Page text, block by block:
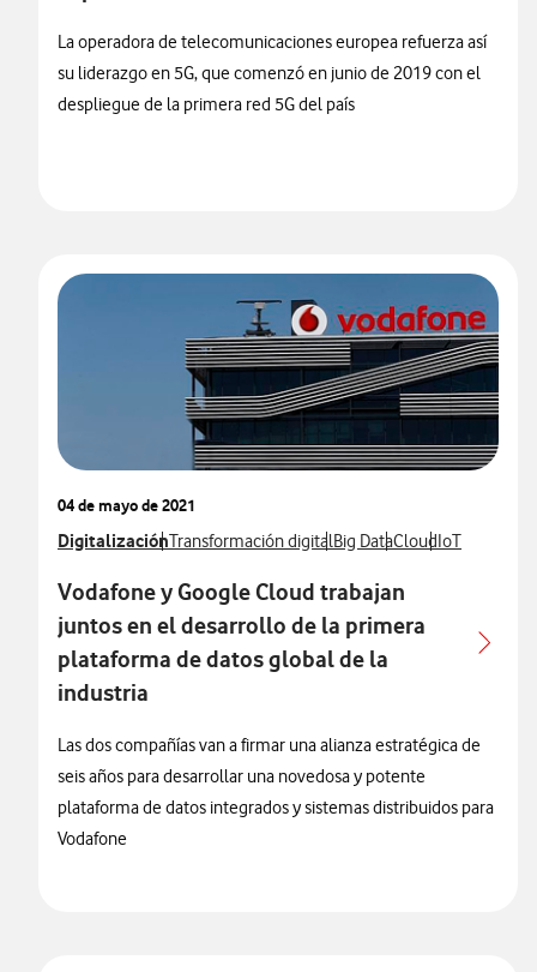
La operadora de telecomunicaciones europea refuerza así
su liderazgo en 5G, que comenzó en junio de 2019 con el
despliegue de la primera red 5G del país
04 de mayo de 2021
Ver más notas de prensa relacionados con
DigitalizaciónVer más notas de prensa relacionados con
Transformación digitalVer más notas de prensa
Big DataVer más notas de
CloudVer más
IoT
Vodafone y Google Cloud trabajan
juntos en el desarrollo de la primera
plataforma de datos global de la
industria
Las dos compañías van a firmar una alianza estratégica de
seis años para desarrollar una novedosa y potente
plataforma de datos integrados y sistemas distribuidos para
Vodafone